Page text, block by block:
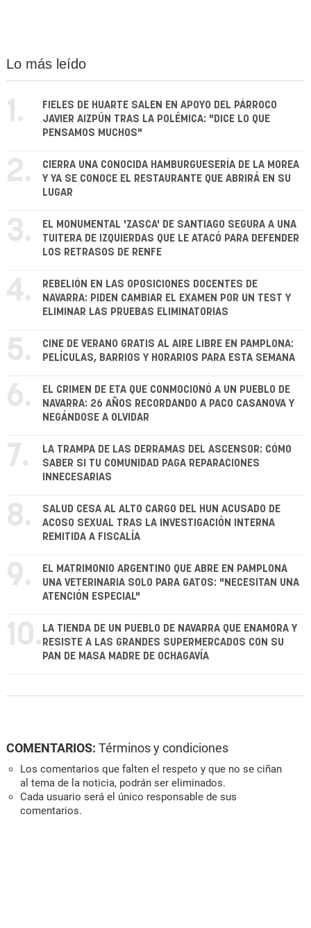
Lo más leído
1.
FIELES DE HUARTE SALEN EN APOYO DEL PÁRROCO
JAVIER AIZPÚN TRAS LA POLÉMICA: "DICE LO QUE
PENSAMOS MUCHOS"
2.
CIERRA UNA CONOCIDA HAMBURGUESERÍA DE LA MOREA
Y YA SE CONOCE EL RESTAURANTE QUE ABRIRÁ EN SU
LUGAR
3.
EL MONUMENTAL 'ZASCA' DE SANTIAGO SEGURA A UNA
TUITERA DE IZQUIERDAS QUE LE ATACÓ PARA DEFENDER
LOS RETRASOS DE RENFE
4.
REBELIÓN EN LAS OPOSICIONES DOCENTES DE
NAVARRA: PIDEN CAMBIAR EL EXAMEN POR UN TEST Y
ELIMINAR LAS PRUEBAS ELIMINATORIAS
5.
CINE DE VERANO GRATIS AL AIRE LIBRE EN PAMPLONA:
PELÍCULAS, BARRIOS Y HORARIOS PARA ESTA SEMANA
6.
EL CRIMEN DE ETA QUE CONMOCIONÓ A UN PUEBLO DE
NAVARRA: 26 AÑOS RECORDANDO A PACO CASANOVA Y
NEGÁNDOSE A OLVIDAR
7.
LA TRAMPA DE LAS DERRAMAS DEL ASCENSOR: CÓMO
SABER SI TU COMUNIDAD PAGA REPARACIONES
INNECESARIAS
8.
SALUD CESA AL ALTO CARGO DEL HUN ACUSADO DE
ACOSO SEXUAL TRAS LA INVESTIGACIÓN INTERNA
REMITIDA A FISCALÍA
9.
EL MATRIMONIO ARGENTINO QUE ABRE EN PAMPLONA
UNA VETERINARIA SOLO PARA GATOS: "NECESITAN UNA
ATENCIÓN ESPECIAL"
10. LA TIENDA DE UN PUEBLO DE NAVARRA QUE ENAMORA Y
RESISTE A LAS GRANDES SUPERMERCADOS CON SU
PAN DE MASA MADRE DE OCHAGAVÍA
COMENTARIOS: Términos y condiciones
Los comentarios que falten el respeto y que no se ciñan
al tema de la noticia, podrán ser eliminados.
Cada usuario será el único responsable de sus
comentarios.